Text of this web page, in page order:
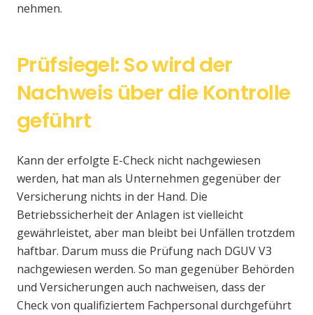
nehmen.
Prüfsiegel: So wird der
Nachweis über die Kontrolle
geführt
Kann der erfolgte E-Check nicht nachgewiesen
werden, hat man als Unternehmen gegenüber der
Versicherung nichts in der Hand. Die
Betriebssicherheit der Anlagen ist vielleicht
gewährleistet, aber man bleibt bei Unfällen trotzdem
haftbar. Darum muss die Prüfung nach DGUV V3
nachgewiesen werden. So man gegenüber Behörden
und Versicherungen auch nachweisen, dass der
Check von qualifiziertem Fachpersonal durchgeführt